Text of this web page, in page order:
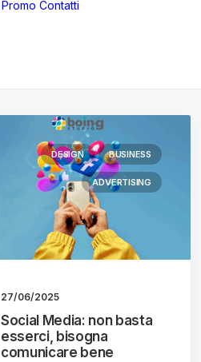
Promo Contatti
DESIGN BUSINESS
ADVERTISING
27/06/2025
Social Media: non basta
esserci, bisogna
comunicare bene